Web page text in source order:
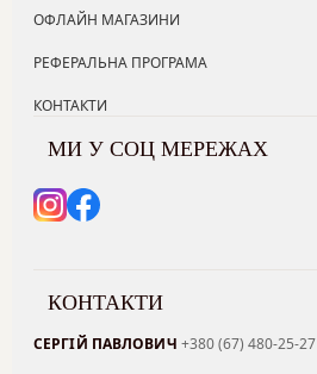
ОФЛАЙН МАГАЗИНИ
РЕФЕРАЛЬНА ПРОГРАМА
КОНТАКТИ
МИ У СОЦ МЕРЕЖАХ
КОНТАКТИ
СЕРГІЙ ПАВЛОВИЧ +380 (67) 480-25-27